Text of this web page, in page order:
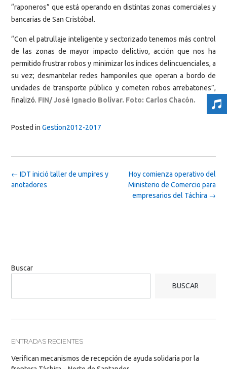
“raponeros” que está operando en distintas zonas comerciales y
bancarias de San Cristóbal.
“Con el patrullaje inteligente y sectorizado tenemos más control
de las zonas de mayor impacto delictivo, acción que nos ha
permitido frustrar robos y minimizar los índices delincuenciales, a
su vez; desmantelar redes hamponiles que operan a bordo de
unidades de transporte público y cometen robos arrebatones”,
finalizó. FIN/ José Ignacio Bolívar. Foto: Carlos Chacón.
Posted in Gestion2012-2017
Post
navigation
Hoy comienza operativo del
Ministerio de Comercio para
empresarios del Táchira →
← IDT inició taller de umpires y
anotadores
Buscar
BUSCAR
ENTRADAS RECIENTES
Verifican mecanismos de recepción de ayuda solidaria por la